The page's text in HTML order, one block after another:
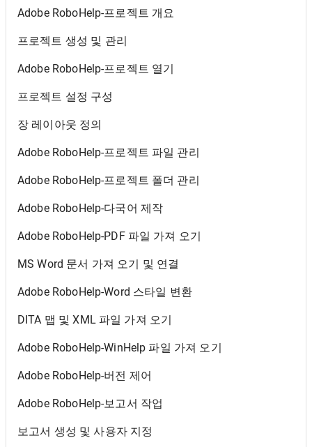
Adobe RoboHelp-프로젝트 개요
프로젝트 생성 및 관리
Adobe RoboHelp-프로젝트 열기
프로젝트 설정 구성
장 레이아웃 정의
Adobe RoboHelp-프로젝트 파일 관리
Adobe RoboHelp-프로젝트 폴더 관리
Adobe RoboHelp-다국어 제작
Adobe RoboHelp-PDF 파일 가져 오기
MS Word 문서 가져 오기 및 연결
Adobe RoboHelp-Word 스타일 변환
DITA 맵 및 XML 파일 가져 오기
Adobe RoboHelp-WinHelp 파일 가져 오기
Adobe RoboHelp-버전 제어
Adobe RoboHelp-보고서 작업
보고서 생성 및 사용자 지정